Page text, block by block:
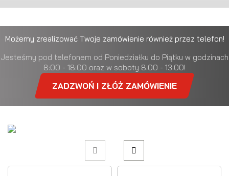
Możemy zrealizować Twoje zamówienie również przez telefon!
Jesteśmy pod telefonem od Poniedziałku do Piątku w godzinach
8:00 - 18:00 oraz w soboty 8.00 - 13.00!
ZADZWOŃ I ZŁÓŻ ZAMÓWIENIE